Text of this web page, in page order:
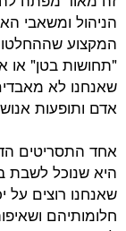
הניהול ומשאבי
המקצוע
"תחושות בטן" או
שאנחנו לא
אדם ותופעות
היא שנוכל לשבת
שאנחנו רוצים על
חלומותיהם